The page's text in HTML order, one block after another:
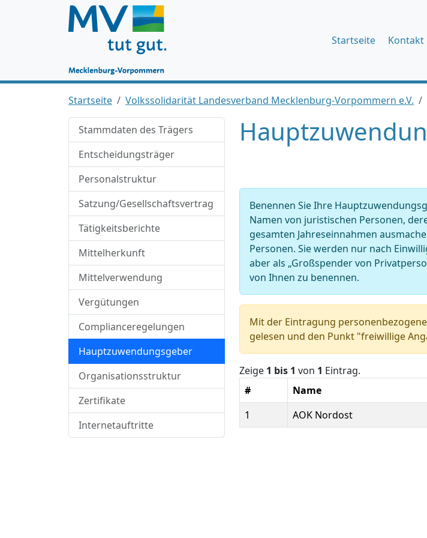
Startseite Kontakt
Startseite Volkssolidarität Landesverband Mecklenburg-Vorpommern e.V.
Stammdaten des Trägers
Entscheidungsträger
Personalstruktur
Satzung/Gesellschaftsvertrag
Tätigkeitsberichte
Mittelherkunft
Mittelverwendung
Vergütungen
Complianceregelungen
Hauptzuwendungsgeber
Organisationsstruktur
Zertifikate
Internetauftritte
Benennen Sie Ihre
Namen von juristischen Personen,
gesamten Jahreseinnahmen
Personen. Sie werden nur nach
aber als „Großspender von
von Ihnen zu benennen.
Mit der Eintragung
gelesen und den Punkt "freiwillige
Zeige 1 bis 1 von 1 Eintrag.
#
Name
1
AOK Nordost